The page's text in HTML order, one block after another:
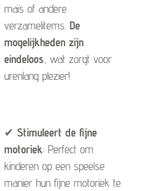
maïs of andere
verzamelitems. De
mogelijkheden zijn
eindeloos, wat zorgt voor
urenlang plezier!
✔ Stimuleert de fijne
motoriek: Perfect om
kinderen op een speelse
manier hun fijne motoriek te